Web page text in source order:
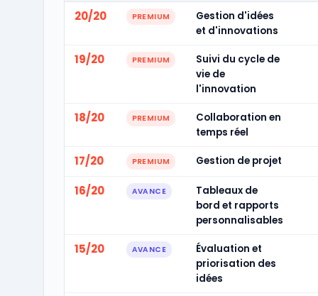
20/20 PREMIUM
Gestion d'idées
et d'innovations
19/20 PREMIUM
Suivi du cycle de
vie de
l'innovation
18/20 PREMIUM
Collaboration en
temps réel
17/20 PREMIUM Gestion de projet
16/20 AVANCE
Tableaux de
bord et rapports
personnalisables
15/20 AVANCE
Évaluation et
priorisation des
idées